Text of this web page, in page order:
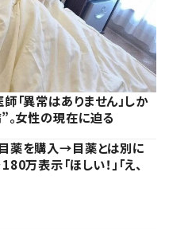
「異常はありません」しか
女性の現在に迫る
薬を購入→目薬とは別に
万表示「ほしい！」「え、